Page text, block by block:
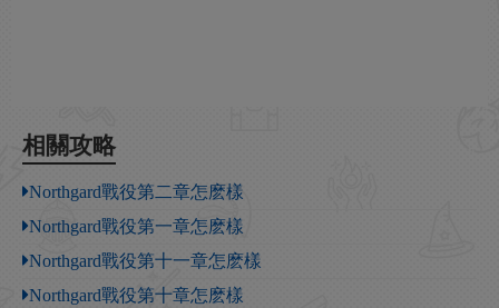
相關攻略
Northgard戰役第二章怎麽樣
Northgard戰役第一章怎麽樣
Northgard戰役第十一章怎麽樣
Northgard戰役第十章怎麽樣